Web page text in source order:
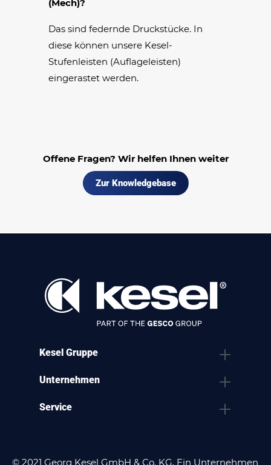
(Mech)?
Das sind federnde Druckstücke. In
diese können unsere Kesel-
Stufenleisten (Auflageleisten)
eingerastet werden.
Offene Fragen? Wir helfen Ihnen weiter
Zur Knowledgebase
Kesel Gruppe
Unternehmen
Service
© 2021 Georg Kesel GmbH & Co. KG, Ein Unternehmen